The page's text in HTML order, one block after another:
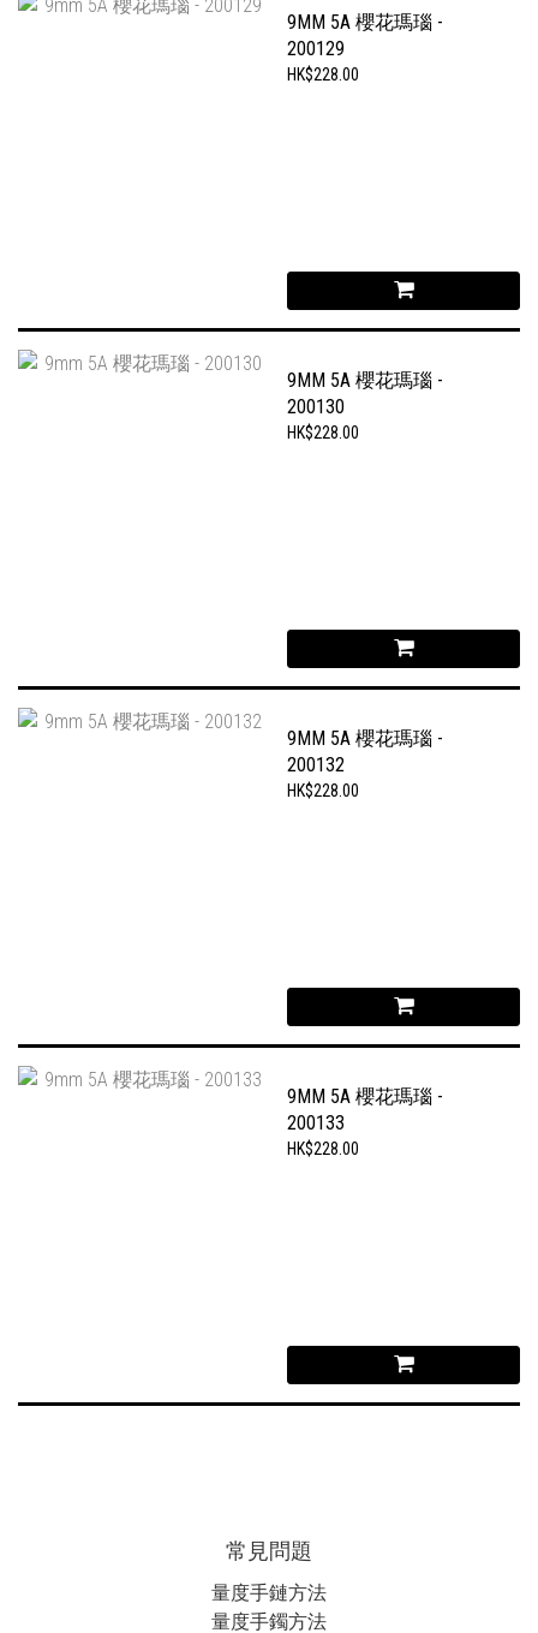
9MM 5A 櫻花瑪瑙 -
200129
HK$228.00
9MM 5A 櫻花瑪瑙 -
200130
HK$228.00
9MM 5A 櫻花瑪瑙 -
200132
HK$228.00
9MM 5A 櫻花瑪瑙 -
200133
HK$228.00
常見問題
量度手鏈方法
量度手鐲方法